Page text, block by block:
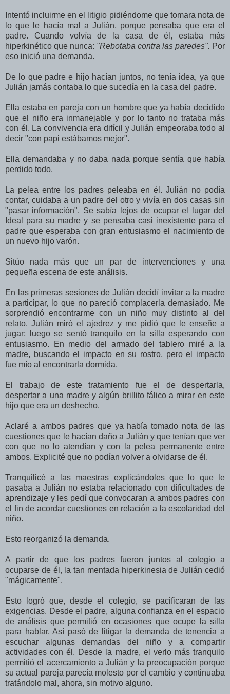
Intentó incluirme en el litigio pidiéndome que tomara nota de
lo que le hacía mal a Julián, porque pensaba que era el
padre. Cuando volvía de la casa de él, estaba más
hiperkinético que nunca: "Rebotaba contra las paredes". Por
eso inició una demanda.
De lo que padre e hijo hacían juntos, no tenía idea, ya que
Julián jamás contaba lo que sucedía en la casa del padre.
Ella estaba en pareja con un hombre que ya había decidido
que el niño era inmanejable y por lo tanto no trataba más
con él. La convivencia era difícil y Julián empeoraba todo al
decir "con papi estábamos mejor".
Ella demandaba y no daba nada porque sentía que había
perdido todo.
La pelea entre los padres peleaba en él. Julián no podía
contar, cuidaba a un padre del otro y vivía en dos casas sin
"pasar información". Se sabía lejos de ocupar el lugar del
Ideal para su madre y se pensaba casi inexistente para el
padre que esperaba con gran entusiasmo el nacimiento de
un nuevo hijo varón.
Sitúo nada más que un par de intervenciones y una
pequeña escena de este análisis.
En las primeras sesiones de Julián decidí invitar a la madre
a participar, lo que no pareció complacerla demasiado. Me
sorprendió encontrarme con un niño muy distinto al del
relato. Julián miró el ajedrez y me pidió que le enseñe a
jugar; luego se sentó tranquilo en la silla esperando con
entusiasmo. En medio del armado del tablero miré a la
madre, buscando el impacto en su rostro, pero el impacto
fue mío al encontrarla dormida.
El trabajo de este tratamiento fue el de despertarla,
despertar a una madre y algún brillito fálico a mirar en este
hijo que era un deshecho.
Aclaré a ambos padres que ya había tomado nota de las
cuestiones que le hacían daño a Julián y que tenían que ver
con que no lo atendían y con la pelea permanente entre
ambos. Explicité que no podían volver a olvidarse de él.
Tranquilicé a las maestras explicándoles que lo que le
pasaba a Julián no estaba relacionado con dificultades de
aprendizaje y les pedí que convocaran a ambos padres con
el fin de acordar cuestiones en relación a la escolaridad del
niño.
Esto reorganizó la demanda.
A partir de que los padres fueron juntos al colegio a
ocuparse de él, la tan mentada hiperkinesia de Julián cedió
"mágicamente".
Esto logró que, desde el colegio, se pacificaran de las
exigencias. Desde el padre, alguna confianza en el espacio
de análisis que permitió en ocasiones que ocupe la silla
para hablar. Así pasó de litigar la demanda de tenencia a
escuchar algunas demandas del niño y a compartir
actividades con él. Desde la madre, el verlo más tranquilo
permitió el acercamiento a Julián y la preocupación porque
su actual pareja parecía molesto por el cambio y continuaba
tratándolo mal, ahora, sin motivo alguno.